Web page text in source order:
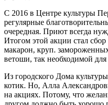
С 2016 в Центре культуры
регулярные
очередная. Приют всегда
Итогом этой акции стал
макарон, круп.
ветоши, так необходимой
Из городского Дома
котик. Но, Алла
на акциях. Потому, что